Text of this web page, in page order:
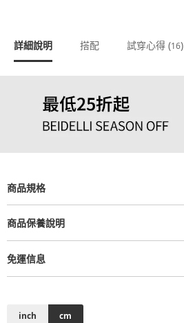
詳細說明 搭配 試穿心得 (16)
商品規格
商品保養說明
免運信息
inch cm